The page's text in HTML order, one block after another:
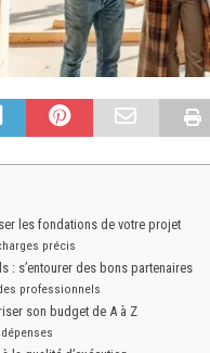
les fondations de votre projet
précis
: s’entourer des bons partenaires
professionnels
son budget de A à Z